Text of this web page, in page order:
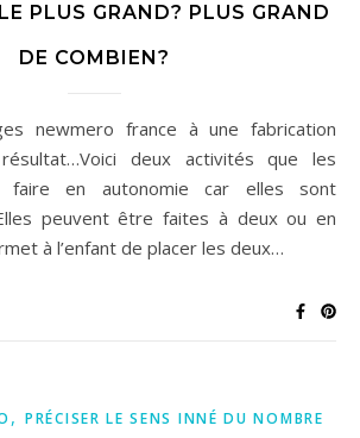
PLUS GRAND? PLUS GRAND
DE COMBIEN?
deux activités que les
faire en autonomie car elles sont
peuvent être faites à deux ou en
à l’enfant de placer les deux…
, PRÉCISER LE SENS INNÉ DU NOMBRE